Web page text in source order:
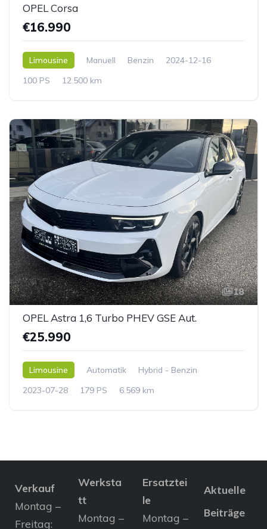
OPEL Corsa
€16.990
Limousine Manuell Benzin
2024-12-16
100 PS
12.500 km
18
OPEL Astra 1,6 Turbo PHEV GSE Aut.
€25.990
Limousine Automatik
Hybrid - Benzin
2023-07-28
179 PS 6.569 km
Verkauf
Montag –
Freitag:
Werksta
tt
Montag –
Ersatztei
le
Montag –
Aktuelle
Beiträge